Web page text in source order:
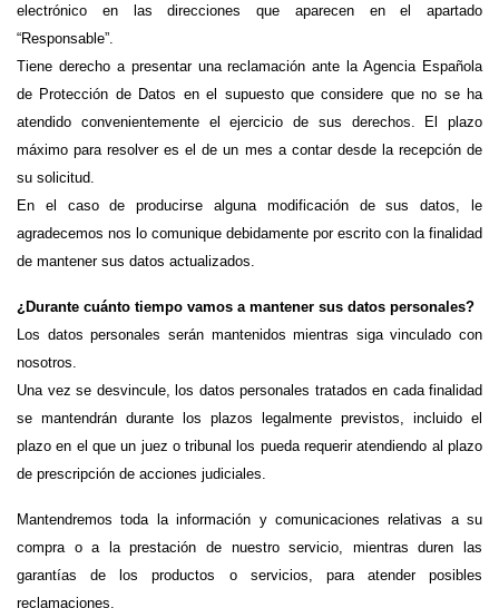
electrónico en las direcciones que aparecen en el apartado
“Responsable”.
Tiene derecho a presentar una reclamación ante la Agencia Española
de Protección de Datos en el supuesto que considere que no se ha
atendido convenientemente el ejercicio de sus derechos. El plazo
máximo para resolver es el de un mes a contar desde la recepción de
su solicitud.
En el caso de producirse alguna modificación de sus datos, le
agradecemos nos lo comunique debidamente por escrito con la finalidad
de mantener sus datos actualizados.
¿Durante cuánto tiempo vamos a mantener sus datos personales?
Los datos personales serán mantenidos mientras siga vinculado con
nosotros.
Una vez se desvincule, los datos personales tratados en cada finalidad
se mantendrán durante los plazos legalmente previstos, incluido el
plazo en el que un juez o tribunal los pueda requerir atendiendo al plazo
de prescripción de acciones judiciales.
Mantendremos toda la información y comunicaciones relativas a su
compra o a la prestación de nuestro servicio, mientras duren las
garantías de los productos o servicios, para atender posibles
reclamaciones.